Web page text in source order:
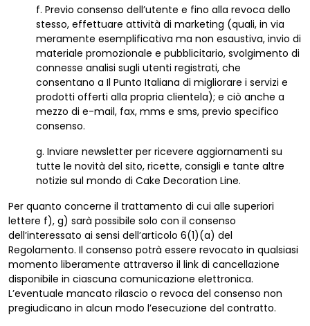
f. Previo consenso dell’utente e fino alla revoca dello
stesso, effettuare attività di marketing (quali, in via
meramente esemplificativa ma non esaustiva, invio di
materiale promozionale e pubblicitario, svolgimento di
connesse analisi sugli utenti registrati, che
consentano a Il Punto Italiana di migliorare i servizi e
prodotti offerti alla propria clientela); e ciò anche a
mezzo di e-mail, fax, mms e sms, previo specifico
consenso.
g. Inviare newsletter per ricevere aggiornamenti su
tutte le novità del sito, ricette, consigli e tante altre
notizie sul mondo di Cake Decoration Line.
Per quanto concerne il trattamento di cui alle superiori
lettere f), g) sarà possibile solo con il consenso
dell’interessato ai sensi dell’articolo 6(1)(a) del
Regolamento. Il consenso potrà essere revocato in qualsiasi
momento liberamente attraverso il link di cancellazione
disponibile in ciascuna comunicazione elettronica.
L’eventuale mancato rilascio o revoca del consenso non
pregiudicano in alcun modo l’esecuzione del contratto.